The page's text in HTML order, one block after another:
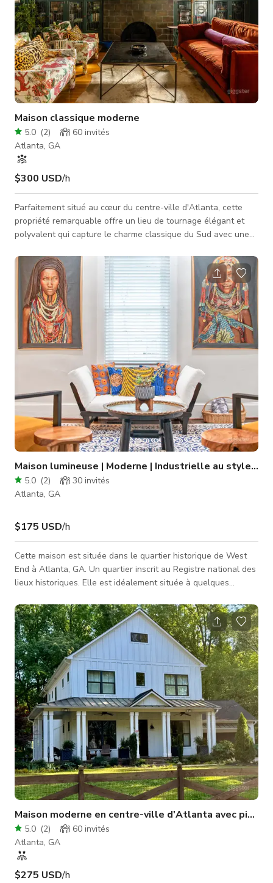
Maison classique moderne
5.0 (2) 60 invités
Atlanta, GA
$300 USD/h
Parfaitement situé au cœur du centre-ville d'Atlanta, cette
propriété remarquable offre un lieu de tournage élégant et
polyvalent qui capture le charme classique du Sud avec une
Park, cette résidence dégage du caractère avec son
architecture intemporelle, ses entrées accueillantes et son
aménagement paysager luxuriant. La maison dispose
d'intérieurs spacieux avec de hauts plafonds, de magnifiques
planchers en chêne, des b
Maison lumineuse | Moderne | Industrielle au style
5.0 (2) 30 invités
Atlanta, GA
$175 USD/h
Cette maison est située dans le quartier historique de West
End à Atlanta, GA. Un quartier inscrit au Registre national des
lieux historiques. Elle est idéalement située à quelques
et de l'aéroport. Très proche des studios Tyler Perry, des bus
et trains MARTA, des autoroutes 20/75/85, du Westside
Beltline, des parcs et des brasseries. Si vous cherchez
différentes options visuelles en un seul endroit, cet espace
éclectique est
Maison moderne en centre-ville d'Atlanta avec
5.0 (2) 60 invités
Atlanta, GA
$275 USD/h